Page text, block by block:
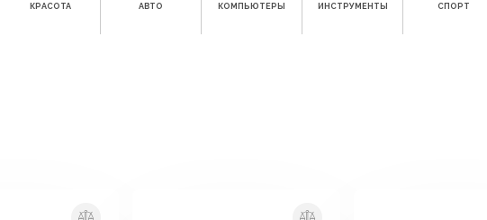
КРАСОТА АВТО КОМПЬЮТЕРЫ ИНСТРУМЕНТЫ СПОРТ